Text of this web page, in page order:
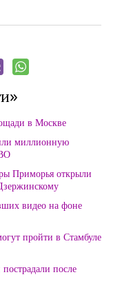
в Москве
миллионную
Приморья открыли
видео на фоне
пройти в Стамбуле
после